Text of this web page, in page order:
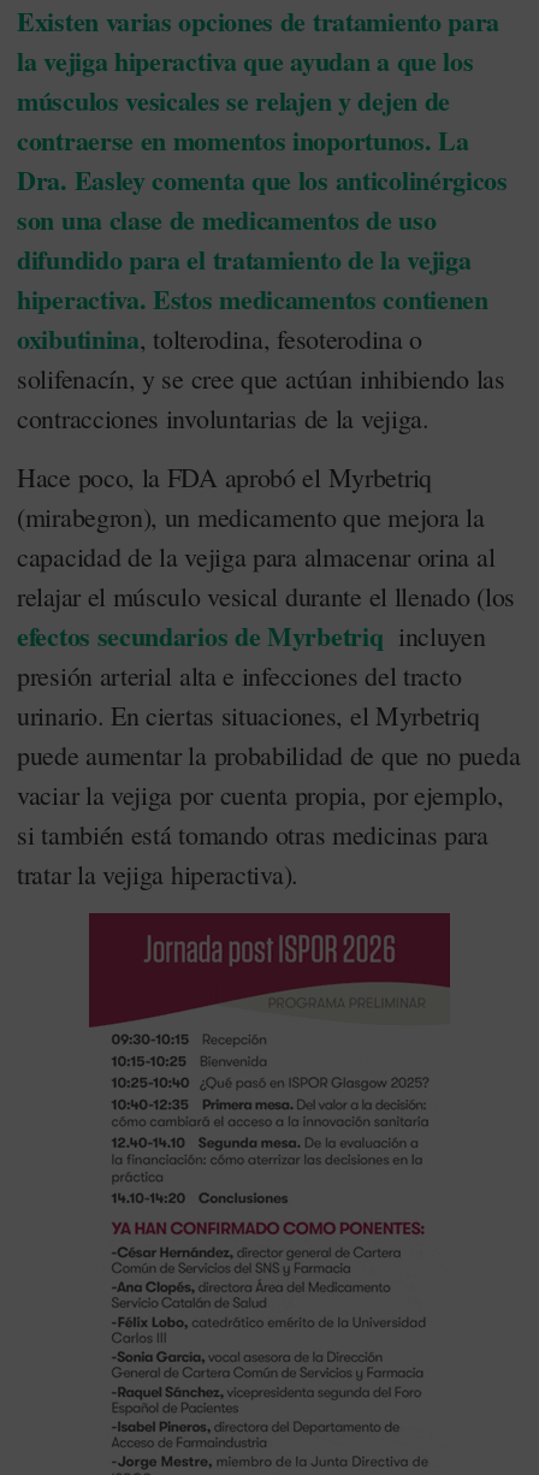
Existen varias opciones de tratamiento para
la vejiga hiperactiva que ayudan a que los
músculos vesicales se relajen y dejen de
contraerse en momentos inoportunos. La
Dra. Easley comenta que los anticolinérgicos
son una clase de medicamentos de uso
difundido para el tratamiento de la vejiga
hiperactiva. Estos medicamentos contienen
oxibutinina, tolterodina, fesoterodina o
solifenacín, y se cree que actúan inhibiendo las
contracciones involuntarias de la vejiga.
Hace poco, la FDA aprobó el Myrbetriq
(mirabegron), un medicamento que mejora la
capacidad de la vejiga para almacenar orina al
relajar el músculo vesical durante el llenado (los
efectos secundarios de Myrbetriq incluyen
presión arterial alta e infecciones del tracto
urinario. En ciertas situaciones, el Myrbetriq
puede aumentar la probabilidad de que no pueda
vaciar la vejiga por cuenta propia, por ejemplo,
si también está tomando otras medicinas para
tratar la vejiga hiperactiva).